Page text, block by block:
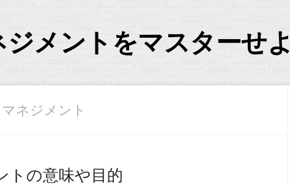
メントをマスターせよ
ネジメント
トの意味や目的